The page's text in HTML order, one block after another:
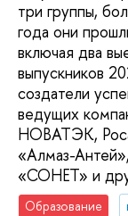
три группы,
года они
включая два
выпускников
создатели
ведущих
НОВАТЭК,
«Алмаз-
«СОНЕТ» и
Образование